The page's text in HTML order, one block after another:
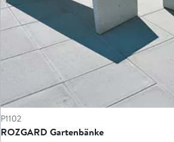
P1102
ROZGARD Gartenbänke